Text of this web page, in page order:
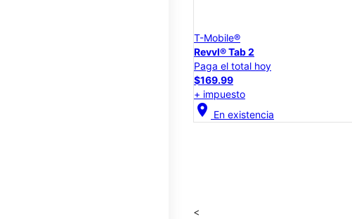
T-Mobile®
Revvl® Tab 2
Paga el total hoy
$169.99
+ impuesto
location_on En existencia
<